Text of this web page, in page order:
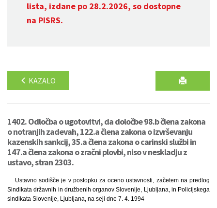
lista, izdane po 28.2.2026, so dostopne
na PISRS.
KAZALO
1402. Odločba o ugotovitvi, da določbe 98.b člena zakona
o notranjih zadevah, 122.a člena zakona o izvrševanju
kazenskih sankcij, 35.a člena zakona o carinski službi in
147.a člena zakona o zračni plovbi, niso v neskladju z
ustavo, stran 2303.
Ustavno sodišče je v postopku za oceno ustavnosti, začetem na predlog
Sindikata državnih in družbenih organov Slovenije, Ljubljana, in Policijskega
sindikata Slovenije, Ljubljana, na seji dne 7. 4. 1994